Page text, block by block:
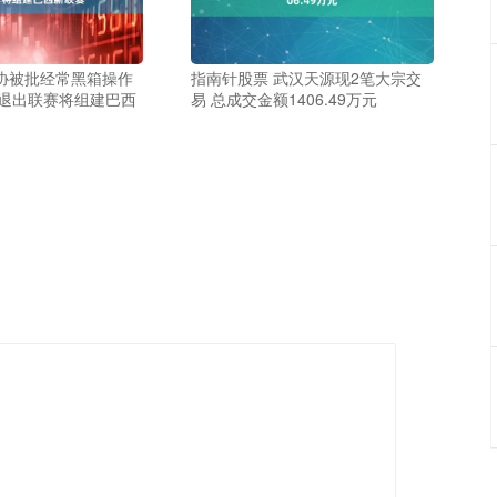
被批经常黑箱操作
出联赛将组建巴西
指南针股票 武汉天源现2笔大宗交
易 总成交金额1406.49万元